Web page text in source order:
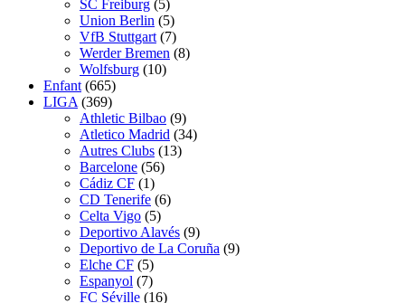
SC Freiburg (5)
Union Berlin (5)
VfB Stuttgart (7)
Werder Bremen (8)
Wolfsburg (10)
Enfant (665)
LIGA (369)
Athletic Bilbao (9)
Atletico Madrid (34)
Autres Clubs (13)
Barcelone (56)
Cádiz CF (1)
CD Tenerife (6)
Celta Vigo (5)
Deportivo Alavés (9)
Deportivo de La Coruña (9)
Elche CF (5)
Espanyol (7)
FC Séville (16)